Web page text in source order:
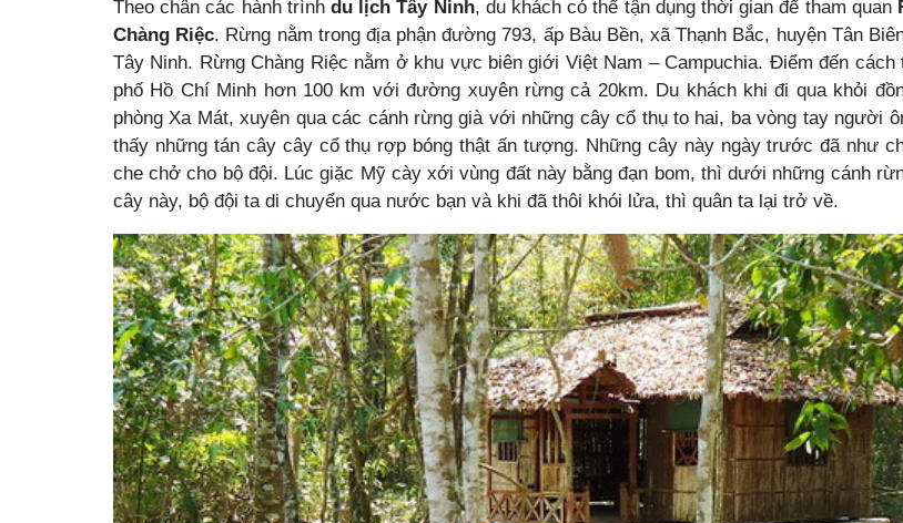
Theo chân các hành trìnhdu lịch Tây Ninh, du khách có thể tận dụng thời gian để tham quan
Chàng Riệc. Rừng nằm trong địa phận đường 793, ấp Bàu Bền, xã Thạnh Bắc, huyện Tân
Tây Ninh. Rừng Chàng Riệc nằm ở khu vực biên giới Việt Nam – Campuchia. Điểm đến cách
phố Hồ Chí Minh hơn 100 km với đường xuyên rừng cả 20km. Du khách khi đi qua khỏi
phòng Xa Mát, xuyên qua các cánh rừng già với những cây cổ thụ to hai, ba vòng tay người
thấy những tán cây cây cổ thụ rợp bóng thật ấn tượng. Những cây này ngày trước đã như
che chở cho bộ đội. Lúc giặc Mỹ cày xới vùng đất này bằng đạn bom, thì dưới những cánh
cây này, bộ đội ta di chuyển qua nước bạn và khi đã thôi khói lửa, thì quân ta lại trở về.